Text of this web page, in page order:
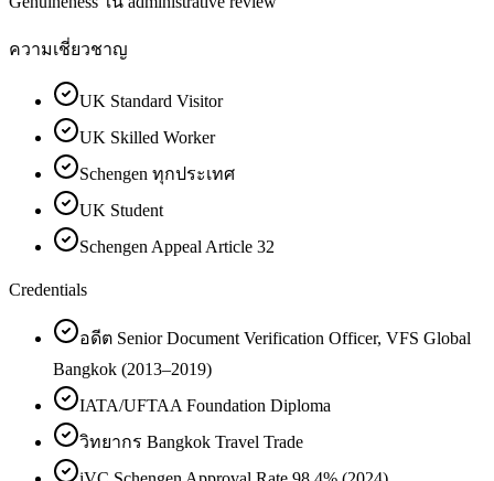
ความเชี่ยวชาญ
UK Standard Visitor
UK Skilled Worker
Schengen ทุกประเทศ
UK Student
Schengen Appeal Article 32
Credentials
อดีต Senior Document Verification Officer, VFS Global
Bangkok (2013–2019)
IATA/UFTAA Foundation Diploma
วิทยากร Bangkok Travel Trade